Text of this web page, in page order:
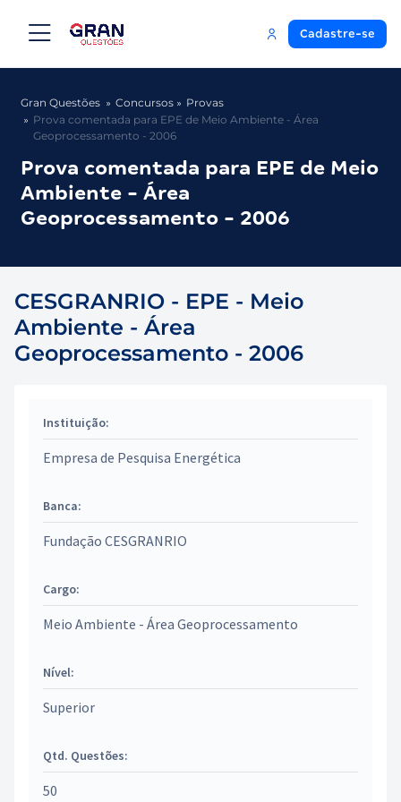
Cadastre-se
Gran Questões Concursos
Provas
Prova comentada para EPE de Meio Ambiente - Área
Geoprocessamento - 2006
Prova comentada para EPE de Meio
Ambiente - Área
Geoprocessamento - 2006
CESGRANRIO - EPE - Meio
Ambiente - Área
Geoprocessamento - 2006
Instituição:
Empresa de Pesquisa Energética
Banca:
Fundação CESGRANRIO
Cargo:
Meio Ambiente - Área Geoprocessamento
Nível:
Superior
Qtd. Questões:
50